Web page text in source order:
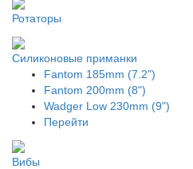
Ротаторы
Силиконовые приманки
Fantom 185mm (7.2")
Fantom 200mm (8")
Wadger Low 230mm (9")
Перейти
Вибы